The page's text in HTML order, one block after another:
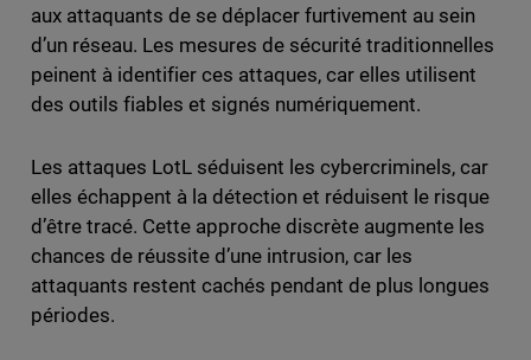
aux attaquants de se déplacer furtivement au sein
d’un réseau. Les mesures de sécurité traditionnelles
peinent à identifier ces attaques, car elles utilisent
des outils fiables et signés numériquement.
Les attaques LotL séduisent les cybercriminels, car
elles échappent à la détection et réduisent le risque
d’être tracé. Cette approche discrète augmente les
chances de réussite d’une intrusion, car les
attaquants restent cachés pendant de plus longues
périodes.